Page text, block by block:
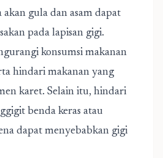
akan gula dan asam dapat
pada lapisan gigi.
konsumsi makanan
hindari makanan yang
karet. Selain itu, hindari
benda keras atau
dapat menyebabkan gigi